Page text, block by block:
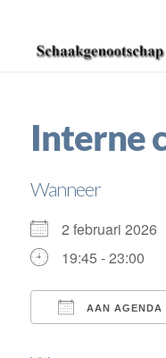
Interne
Wanneer
2 februari 2026
19:45 - 23:00
AAN AGENDA